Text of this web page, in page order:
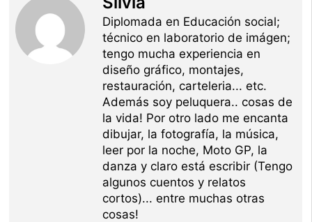
Diplomada en Educación social;
técnico en laboratorio de imágen;
tengo mucha experiencia en
diseño gráfico, montajes,
restauración, carteleria... etc.
Además soy peluquera.. cosas de
la vida! Por otro lado me encanta
dibujar, la fotografía, la música,
leer por la noche, Moto GP, la
danza y claro está escribir (Tengo
algunos cuentos y relatos
cortos)... entre muchas otras
cosas!